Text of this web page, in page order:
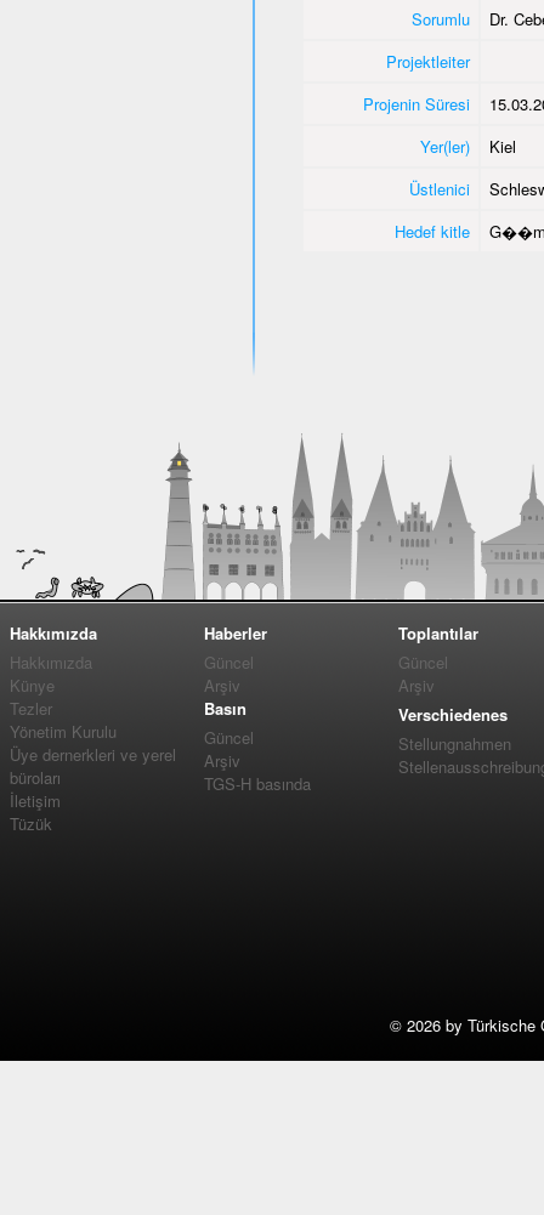
Sorumlu
Dr.
Projektleiter
Projenin Süresi
Yer(ler)
Kiel
Üstlenici
Hedef kitle
Hakkımızda
Hakkımızda
Künye
Tezler
Yönetim Kurulu
Üye dernerkleri ve yerel
büroları
İletişim
Tüzük
Haberler
Güncel
Arşiv
Basın
Güncel
Arşiv
TGS-H basında
Toplantılar
Güncel
Arşiv
Verschiedenes
Stellungnahmen
© 2026 by Türkische